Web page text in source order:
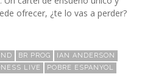
ofrecer, ¿te lo vas a perder?
BR PROG
IAN ANDERSON
LIVE POBRE ESPANYOL